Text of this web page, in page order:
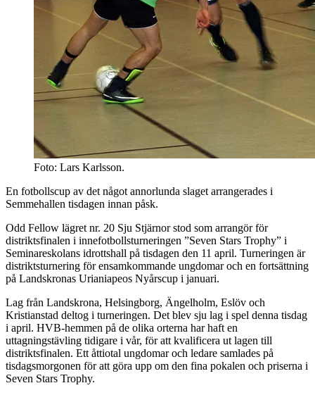
Foto: Lars Karlsson.
En fotbollscup av det något annorlunda slaget arrangerades i
Semmehallen tisdagen innan påsk.
Odd Fellow lägret nr. 20 Sju Stjärnor stod som arrangör för
distriktsfinalen i innefotbollsturneringen ”Seven Stars Trophy” i
Seminareskolans idrottshall på tisdagen den 11 april. Turneringen är
distriktsturnering för ensamkommande ungdomar och en fortsättning
på Landskronas Urianiapeos Nyårscup i januari.
Lag från Landskrona, Helsingborg, Ängelholm, Eslöv och
Kristianstad deltog i turneringen. Det blev sju lag i spel denna tisdag
i april. HVB-hemmen på de olika orterna har haft en
uttagningstävling tidigare i vår, för att kvalificera ut lagen till
distriktsfinalen. Ett åttiotal ungdomar och ledare samlades på
tisdagsmorgonen för att göra upp om den fina pokalen och priserna i
Seven Stars Trophy.